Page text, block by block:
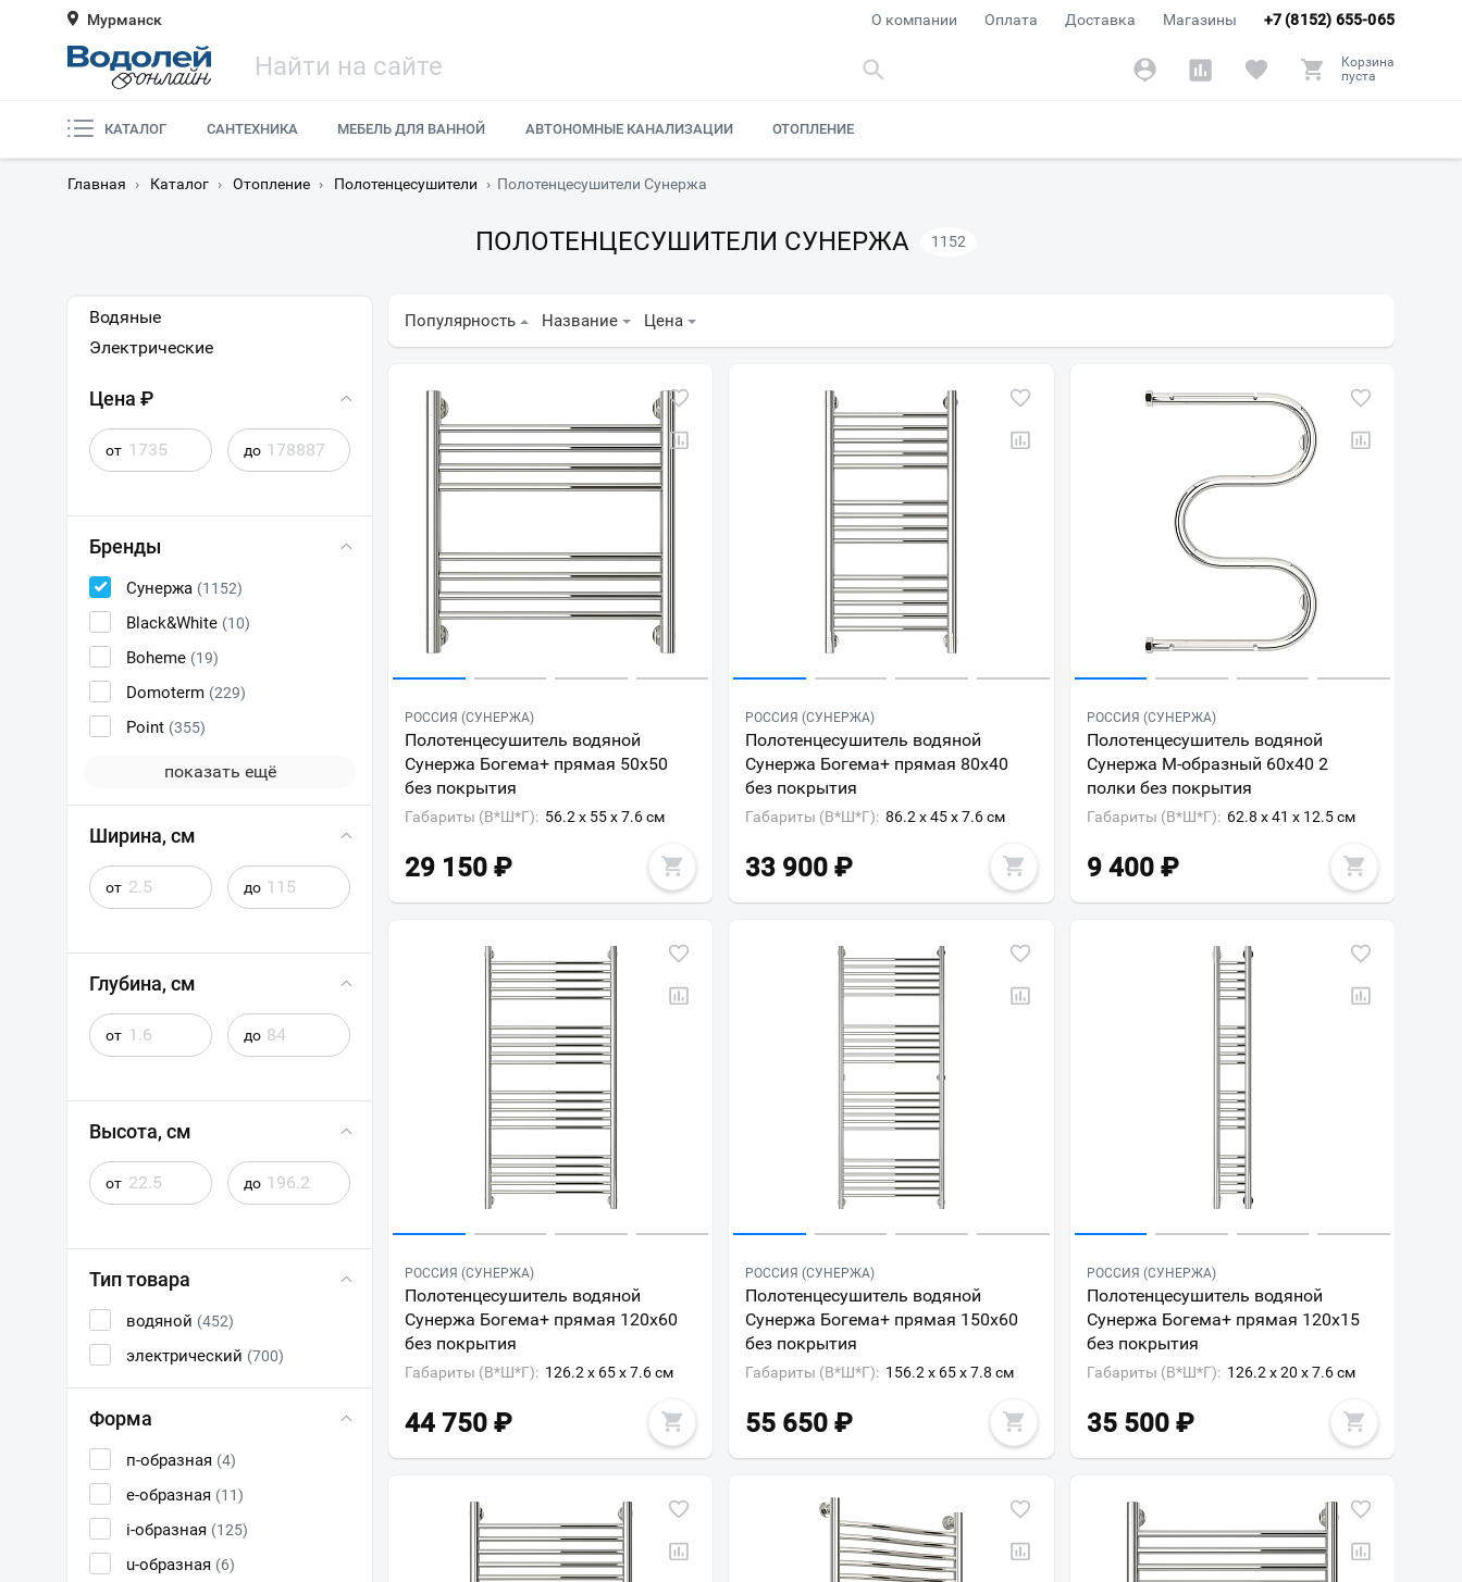
Мурманск +7 (8152) 655-065
О компании Оплата Доставка Магазины
Корзина
пуста
КАТАЛОГ САНТЕХНИКА МЕБЕЛЬ ДЛЯ ВАННОЙ АВТОНОМНЫЕ КАНАЛИЗАЦИИ ОТОПЛЕНИЕ
Главная › Каталог › Отопление › Полотенцесушители › Полотенцесушители Сунержа
ПОЛОТЕНЦЕСУШИТЕЛИ СУНЕРЖА 1152
Водяные
Электрические
Цена ₽
от до
Бренды
Сунержа (1152)
Black&White (10)
Boheme (19)
Domoterm (229)
Point (355)
показать ещё
Ширина, см
от до
Глубина, см
от до
Высота, см
от до
Тип товара
водяной (452)
электрический (700)
Форма
п-образная (4)
e-образная (11)
i-образная (125)
u-образная (6)
Популярность Название Цена
РОССИЯ (СУНЕРЖА)
Полотенцесушитель водяной
Сунержа Богема+ прямая 50x50
без покрытия
Габариты (В*Ш*Г): 56.2 x 55 x 7.6 см
29 150 ₽
РОССИЯ (СУНЕРЖА)
Полотенцесушитель водяной
Сунержа Богема+ прямая 80x40
без покрытия
Габариты (В*Ш*Г): 86.2 x 45 x 7.6 см
33 900 ₽
РОССИЯ (СУНЕРЖА)
Полотенцесушитель водяной
Сунержа М-образный 60x40 2
полки без покрытия
Габариты (В*Ш*Г): 62.8 x 41 x 12.5 см
9 400 ₽
РОССИЯ (СУНЕРЖА)
Полотенцесушитель водяной
Сунержа Богема+ прямая 120x60
без покрытия
Габариты (В*Ш*Г): 126.2 x 65 x 7.6 см
44 750 ₽
РОССИЯ (СУНЕРЖА)
Полотенцесушитель водяной
Сунержа Богема+ прямая 150x60
без покрытия
Габариты (В*Ш*Г): 156.2 x 65 x 7.8 см
55 650 ₽
РОССИЯ (СУНЕРЖА)
Полотенцесушитель водяной
Сунержа Богема+ прямая 120x15
без покрытия
Габариты (В*Ш*Г): 126.2 x 20 x 7.6 см
35 500 ₽